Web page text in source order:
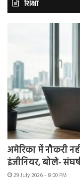
शिक्षा
अमेरिका में नौकरी
इंजीनियर, बोले-
29 July 2026 - 8:00 PM